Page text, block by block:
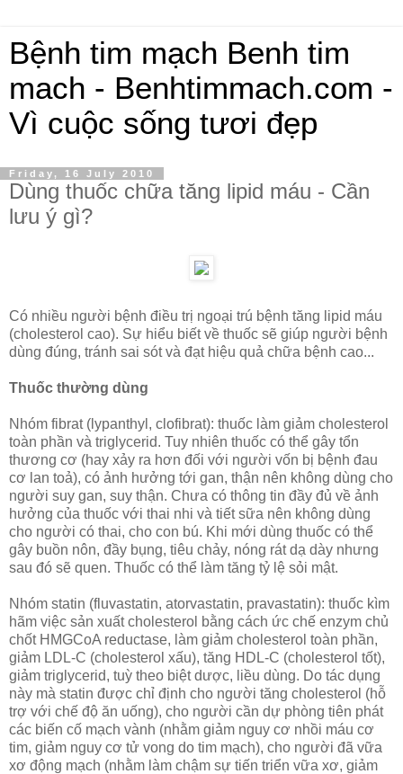
Bệnh tim mạch Benh tim
mach - Benhtimmach.com -
Vì cuộc sống tươi đẹp
Friday, 16 July 2010
Dùng thuốc chữa tăng lipid máu - Cần
lưu ý gì?
Có nhiều người bệnh điều trị ngoại trú bệnh tăng lipid máu
(cholesterol cao). Sự hiểu biết về thuốc sẽ giúp người bệnh
dùng đúng, tránh sai sót và đạt hiệu quả chữa bệnh cao...
Thuốc thường dùng
Nhóm fibrat (lypanthyl, clofibrat): thuốc làm giảm cholesterol
toàn phần và triglycerid. Tuy nhiên thuốc có thể gây tổn
thương cơ (hay xảy ra hơn đối với người vốn bị bệnh đau
cơ lan toả), có ảnh hưởng tới gan, thận nên không dùng cho
người suy gan, suy thận. Chưa có thông tin đầy đủ về ảnh
hưởng của thuốc với thai nhi và tiết sữa nên không dùng
cho người có thai, cho con bú. Khi mới dùng thuốc có thể
gây buồn nôn, đầy bụng, tiêu chảy, nóng rát dạ dày nhưng
sau đó sẽ quen. Thuốc có thể làm tăng tỷ lệ sỏi mật.
Nhóm statin (fluvastatin, atorvastatin, pravastatin): thuốc kìm
hãm việc sản xuất cholesterol bằng cách ức chế enzym chủ
chốt HMGCoA reductase, làm giảm cholesterol toàn phần,
giảm LDL-C (cholesterol xấu), tăng HDL-C (cholesterol tốt),
giảm triglycerid, tuỳ theo biệt dược, liều dùng. Do tác dụng
này mà statin được chỉ định cho người tăng cholesterol (hỗ
trợ với chế độ ăn uống), cho người cần dự phòng tiên phát
các biến cố mạch vành (nhằm giảm nguy cơ nhồi máu cơ
tim, giảm nguy cơ tử vong do tim mạch), cho người đã vữa
xơ động mạch (nhằm làm chậm sự tiến triển vữa xơ, giảm